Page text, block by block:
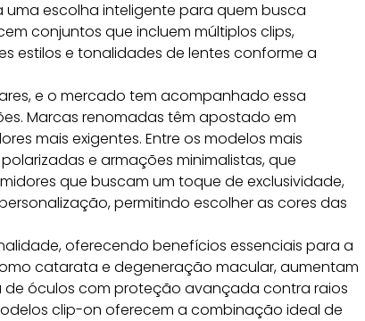
escolha inteligente para quem busca
conjuntos que incluem múltiplos clips,
estilos e tonalidades de lentes conforme a
e o mercado tem acompanhado essa
Marcas renomadas têm apostado em
mais exigentes. Entre os modelos mais
e armações minimalistas, que
que buscam um toque de exclusividade,
permitindo escolher as cores das
oferecendo benefícios essenciais para a
catarata e degeneração macular, aumentam
de óculos com proteção avançada contra raios
clip-on oferecem a combinação ideal de